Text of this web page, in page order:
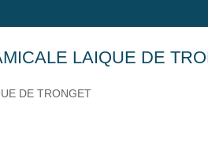
LAIQUE DE
DE TRONGET